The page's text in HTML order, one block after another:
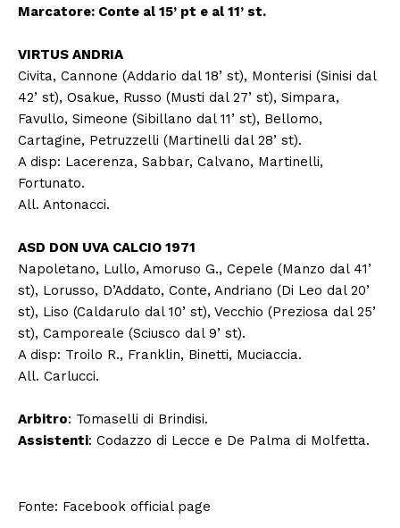
Marcatore: Conte al 15’ pt e al 11’ st.
VIRTUS ANDRIA
Civita, Cannone (Addario dal 18’ st), Monterisi (Sinisi dal
42’ st), Osakue, Russo (Musti dal 27’ st), Simpara,
Favullo, Simeone (Sibillano dal 11’ st), Bellomo,
Cartagine, Petruzzelli (Martinelli dal 28’ st).
A disp: Lacerenza, Sabbar, Calvano, Martinelli,
Fortunato.
All. Antonacci.
ASD DON UVA CALCIO 1971
Napoletano, Lullo, Amoruso G., Cepele (Manzo dal 41’
st), Lorusso, D’Addato, Conte, Andriano (Di Leo dal 20’
st), Liso (Caldarulo dal 10’ st), Vecchio (Preziosa dal 25’
st), Camporeale (Sciusco dal 9’ st).
A disp: Troilo R., Franklin, Binetti, Muciaccia.
All. Carlucci.
Arbitro: Tomaselli di Brindisi.
Assistenti: Codazzo di Lecce e De Palma di Molfetta.
Fonte: Facebook official page